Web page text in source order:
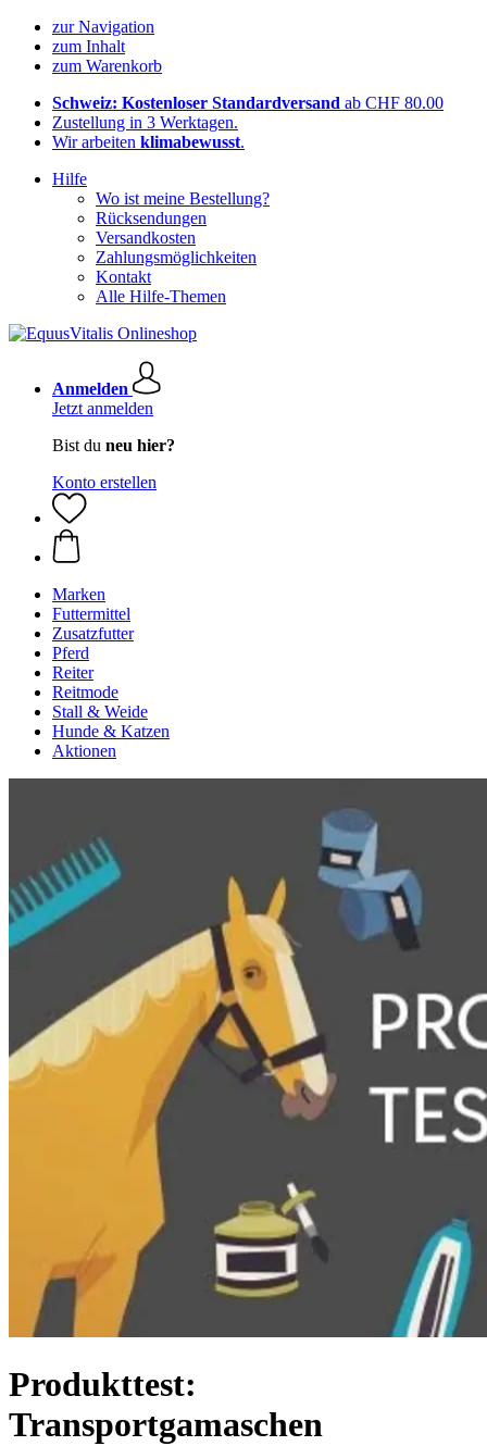
zur Navigation
zum Inhalt
zum Warenkorb
Schweiz: Kostenloser Standardversand ab CHF 80.00
Zustellung in 3 Werktagen.
Wir arbeiten klimabewusst.
Hilfe
Wo ist meine Bestellung?
Rücksendungen
Versandkosten
Zahlungsmöglichkeiten
Kontakt
Alle Hilfe-Themen
Anmelden
Jetzt anmelden
Bist du neu hier?
Konto erstellen
Marken
Futtermittel
Zusatzfutter
Pferd
Reiter
Reitmode
Stall & Weide
Hunde & Katzen
Aktionen
Produkttest:
Transportgamaschen